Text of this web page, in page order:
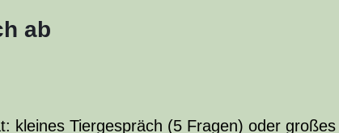
ab
kleines Tiergespräch (5 Fragen) oder